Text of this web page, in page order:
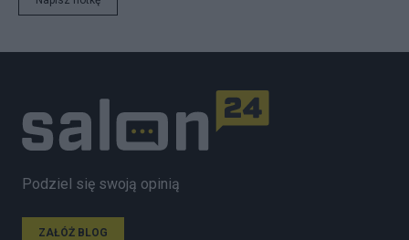
Podziel się swoją opinią
ZAŁÓŻ BLOG